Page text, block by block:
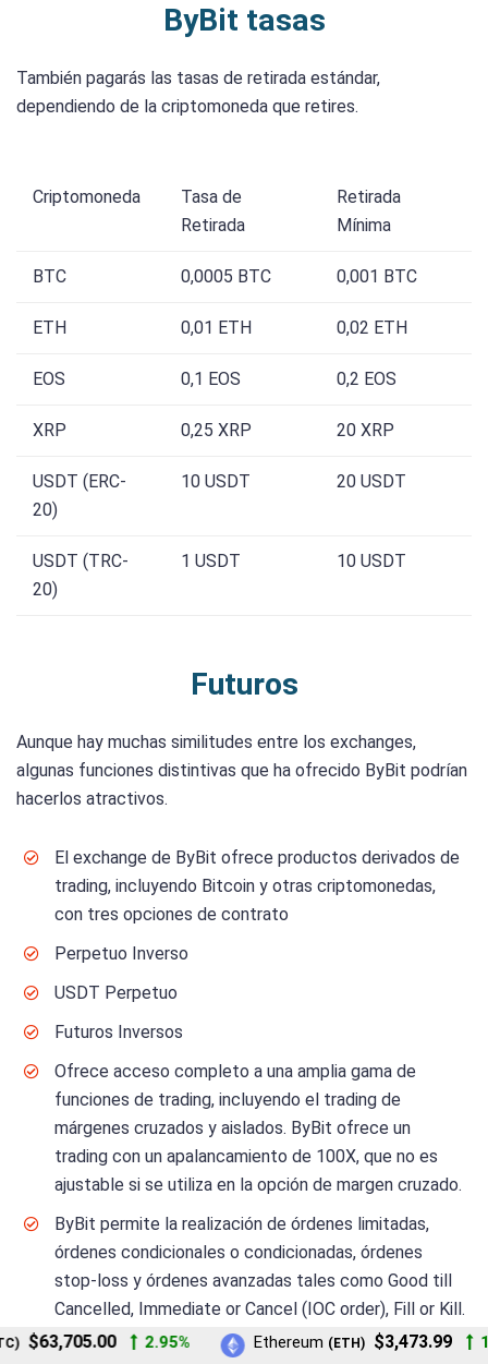
ByBit tasas
También pagarás las tasas de retirada estándar,
dependiendo de la criptomoneda que retires.
Criptomoneda
Tasa de
Retirada
Retirada
Mínima
BTC 0,0005 BTC 0,001 BTC
ETH 0,01 ETH 0,02 ETH
EOS 0,1 EOS 0,2 EOS
XRP 0,25 XRP 20 XRP
USDT (ERC-
20)
10 USDT 20 USDT
USDT (TRC-
20)
1 USDT 10 USDT
Futuros
Aunque hay muchas similitudes entre los exchanges,
algunas funciones distintivas que ha ofrecido ByBit podrían
hacerlos atractivos.
El exchange de ByBit ofrece productos derivados de
trading, incluyendo Bitcoin y otras criptomonedas,
con tres opciones de contrato
Perpetuo Inverso
USDT Perpetuo
Futuros Inversos
Ofrece acceso completo a una amplia gama de
funciones de trading, incluyendo el trading de
márgenes cruzados y aislados. ByBit ofrece un
trading con un apalancamiento de 100X, que no es
ajustable si se utiliza en la opción de margen cruzado.
ByBit permite la realización de órdenes limitadas,
órdenes condicionales o condicionadas, órdenes
stop-loss y órdenes avanzadas tales como Good till
Cancelled, Immediate or Cancel (IOC order), Fill or Kill.
Los formularios de órdenes avanzadas son fáciles de
$63,705.00 2.95% Ethereum (ETH) $3,473.99